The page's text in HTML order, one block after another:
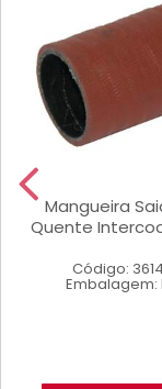
Mangueira
Quente
Código:
Embalagem: